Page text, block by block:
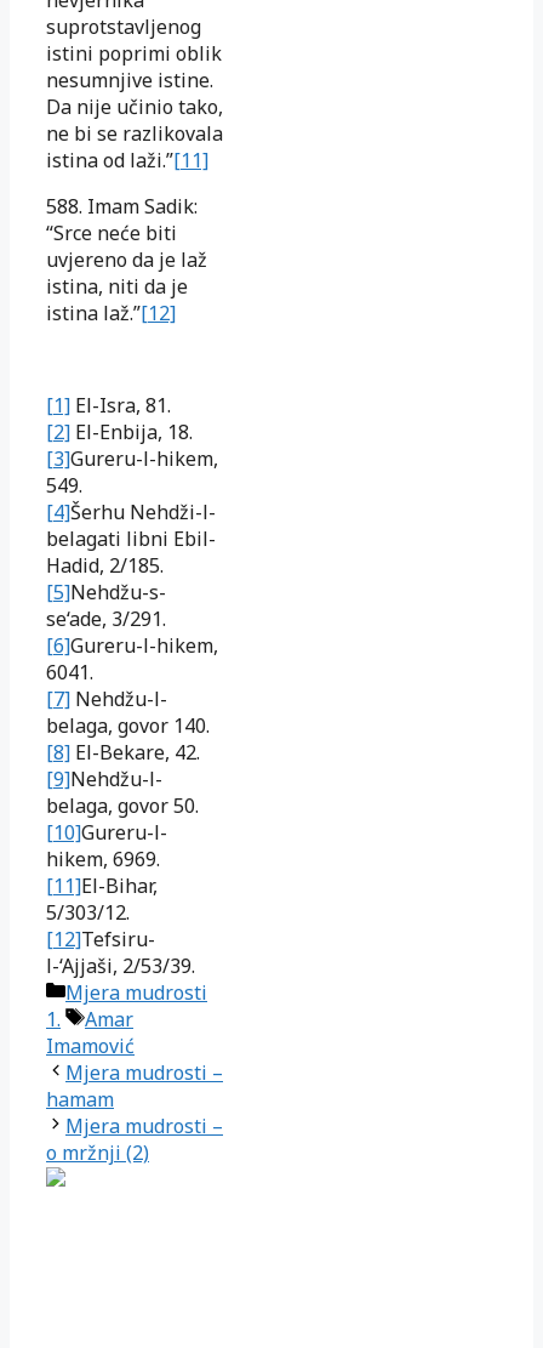
suprotstavljenog
istini poprimi oblik
nesumnjive istine.
Da nije učinio tako,
ne bi se razlikovala
istina od laži.”[11]
588. Imam Sadik:
“Srce neće biti
uvjereno da je laž
istina, niti da je
istina laž.”[12]
[1] El-Isra, 81.
[2] El-Enbija, 18.
[3]Gureru-l-hikem,
549.
[4]Šerhu Nehdži-l-
belagati libni Ebil-
Hadid, 2/185.
[5]Nehdžu-s-
se‘ade, 3/291.
[6]Gureru-l-hikem,
6041.
[7] Nehdžu-l-
belaga, govor 140.
[8] El-Bekare, 42.
[9]Nehdžu-l-
belaga, govor 50.
[10]Gureru-l-
hikem, 6969.
[11]El-Bihar,
5/303/12.
[12]Tefsiru-
l-‘Ajjaši, 2/53/39.
Kategorije
Mjera mudrosti
1.
Oznake
Amar
Imamović
Mjera mudrosti –
hamam
Mjera mudrosti –
o mržnji (2)